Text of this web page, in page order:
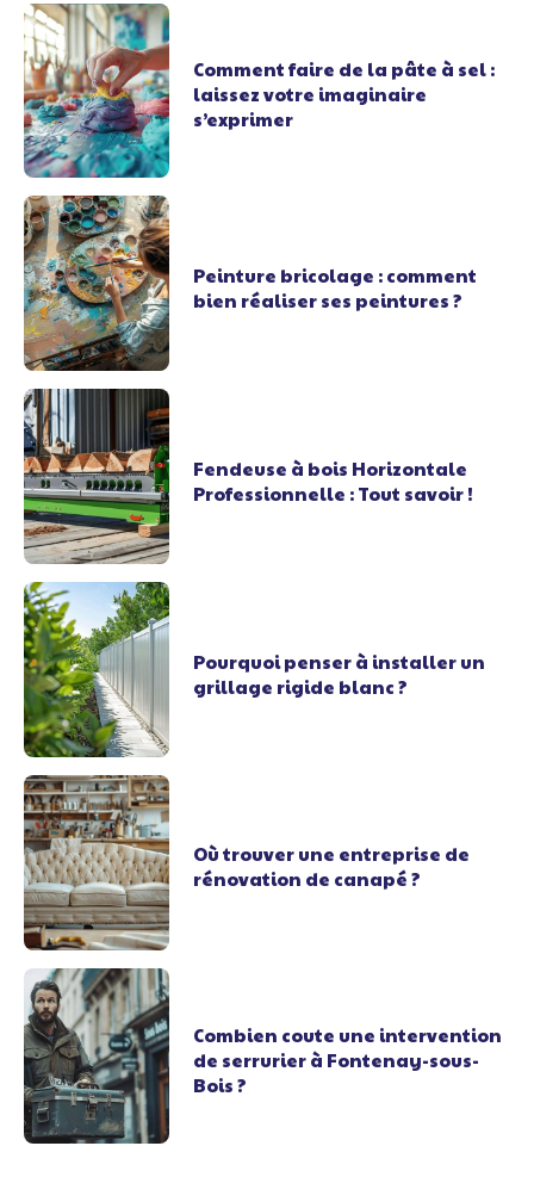
Comment faire de la pâte à sel :
laissez votre imaginaire
s’exprimer
Peinture bricolage : comment
bien réaliser ses peintures ?
Fendeuse à bois Horizontale
Professionnelle : Tout savoir !
Pourquoi penser à installer un
grillage rigide blanc ?
Où trouver une entreprise de
rénovation de canapé ?
Combien coute une intervention
de serrurier à Fontenay-sous-
Bois ?